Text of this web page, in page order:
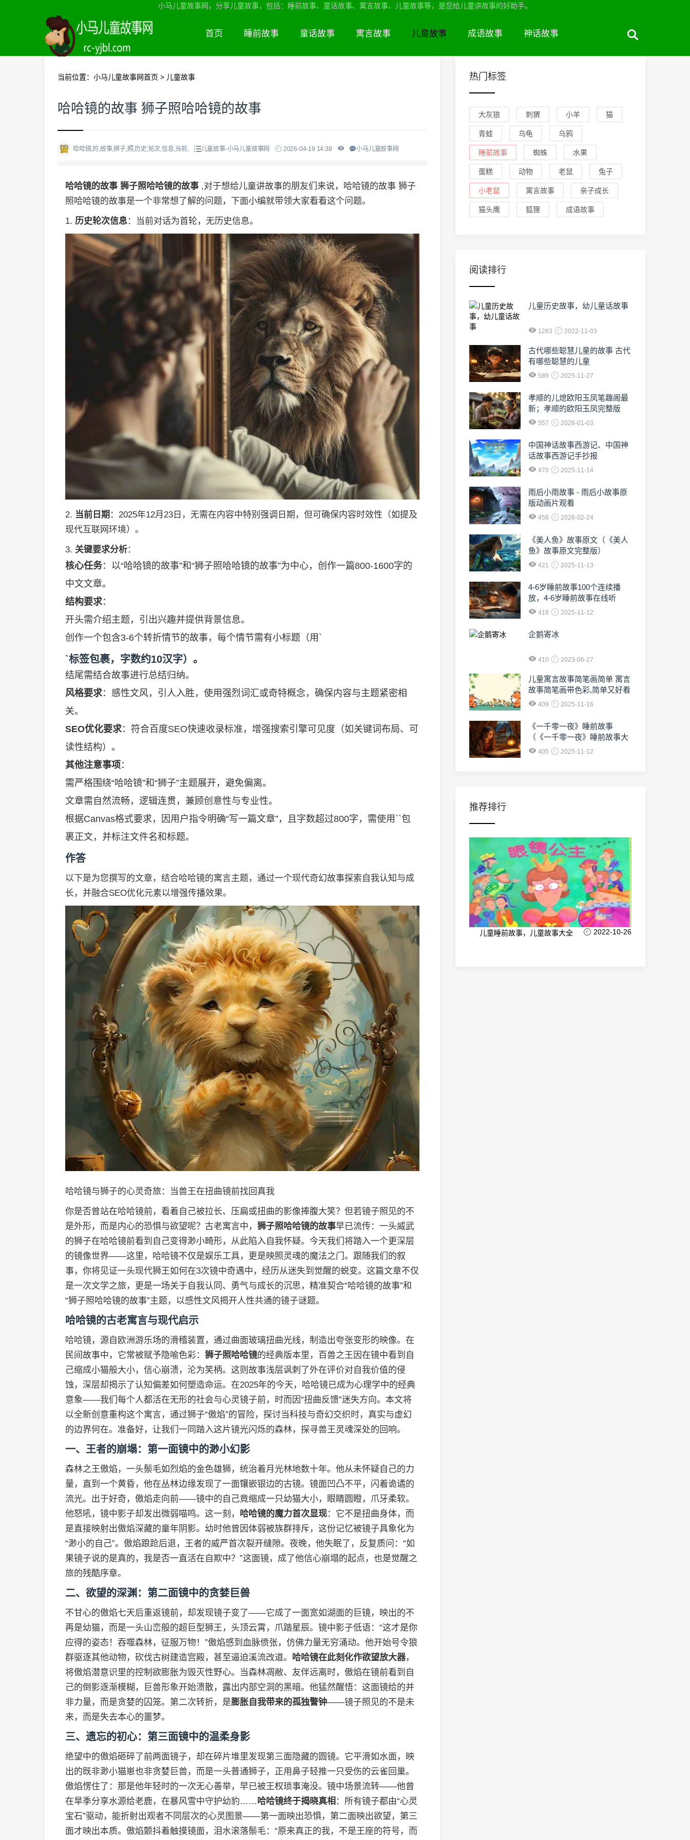
小马儿童故事网，分享儿童故事，包括：睡前故事、童话故事、寓言故事、儿童故事等，是您给儿童讲故事的好助手。
首页 睡前故事 童话故事 寓言故事 儿童故事 成语故事 神话故事
当前位置： 小马儿童故事网首页 > 儿童故事
哈哈镜的故事 狮子照哈哈镜的故事
哈哈镜,的,故事,狮子,照,历史,轮次,信息,当前, 儿童故事-小马儿童故事网 2026-04-19 14:38 小马儿童故事网
哈哈镜的故事 狮子照哈哈镜的故事 ,对于想给儿童讲故事的朋友们来说，哈哈镜的故事 狮子
照哈哈镜的故事是一个非常想了解的问题，下面小编就带领大家看看这个问题。
1. 历史轮次信息：当前对话为首轮，无历史信息。
2. 当前日期 ：2025年12月23日，无需在内容中特别强调日期，但可确保内容时效性（如提及
现代互联网环境）。
3. 关键要求分析：
核心任务：以“哈哈镜的故事”和“狮子照哈哈镜的故事”为中心，创作一篇800-1600字的
中文文章。
结构要求：
开头需介绍主题，引出兴趣并提供背景信息。
创作一个包含3-6个转折情节的故事，每个情节需有小标题（用`
`标签包裹，字数约10汉字）。
结尾需结合故事进行总结归纳。
风格要求：感性文风，引人入胜，使用强烈词汇或奇特概念，确保内容与主题紧密相
关。
SEO优化要求：符合百度SEO快速收录标准，增强搜索引擎可见度（如关键词布局、可
读性结构）。
其他注意事项：
需严格围绕“哈哈镜”和“狮子”主题展开，避免偏离。
文章需自然流畅，逻辑连贯，兼顾创意性与专业性。
根据Canvas格式要求，因用户指令明确“写一篇文章”，且字数超过800字，需使用``包
裹正文，并标注文件名和标题。
作答
以下是为您撰写的文章，结合哈哈镜的寓言主题，通过一个现代奇幻故事探索自我认知与成
长，并融合SEO优化元素以增强传播效果。
哈哈镜与狮子的心灵奇旅：当兽王在扭曲镜前找回真我
你是否曾站在哈哈镜前，看着自己被拉长、压扁或扭曲的影像捧腹大笑？但若镜子照见的不
是外形，而是内心的恐惧与欲望呢？古老寓言中， 狮子照哈哈镜的故事早已流传：一头威武
的狮子在哈哈镜前看到自己变得渺小畸形，从此陷入自我怀疑。今天我们将踏入一个更深层
的镜像世界——这里，哈哈镜不仅是娱乐工具，更是映照灵魂的魔法之门。跟随我们的叙
事，你将见证一头现代狮王如何在3次镜中奇遇中，经历从迷失到觉醒的蜕变。这篇文章不仅
是一次文学之旅，更是一场关于自我认同、勇气与成长的沉思，精准契合“哈哈镜的故事”和
“狮子照哈哈镜的故事”主题，以感性文风揭开人性共通的镜子谜题。
哈哈镜的古老寓言与现代启示
哈哈镜，源自欧洲游乐场的滑稽装置，通过曲面玻璃扭曲光线，制造出夸张变形的映像。在
民间故事中，它常被赋予隐喻色彩： 狮子照哈哈镜的经典版本里，百兽之王因在镜中看到自
己缩成小猫般大小，信心崩溃，沦为笑柄。这则故事浅层讽刺了外在评价对自我价值的侵
蚀，深层却揭示了认知偏差如何塑造命运。在2025年的今天，哈哈镜已成为心理学中的经典
意象——我们每个人都活在无形的社会与心灵镜子前，时而因“扭曲反馈”迷失方向。本文将
以全新创意重构这个寓言，通过狮子“傲焰”的冒险，探讨当科技与奇幻交织时，真实与虚幻
的边界何在。准备好，让我们一同踏入这片镜光闪烁的森林，探寻兽王灵魂深处的回响。
一、王者的崩塌：第一面镜中的渺小幻影
森林之王傲焰，一头鬃毛如烈焰的金色雄狮，统治着月光林地数十年。他从未怀疑自己的力
量，直到一个黄昏，他在丛林边缘发现了一面镶嵌银边的古镜。镜面凹凸不平，闪着诡谲的
流光。出于好奇，傲焰走向前——镜中的自己竟缩成一只幼猫大小，眼睛圆瞪，爪牙柔软。
他怒吼，镜中影子却发出微弱喵鸣。这一刻， 哈哈镜的魔力首次显现：它不是扭曲身体，而
是直接映射出傲焰深藏的童年阴影。幼时他曾因体弱被族群排斥，这份记忆被镜子具象化为
“渺小的自己”。傲焰踉跄后退，王者的威严首次裂开缝隙。夜晚，他失眠了，反复质问：“如
果镜子说的是真的，我是否一直活在自欺中？”这面镜，成了他信心崩塌的起点，也是觉醒之
旅的残酷序章。
二、欲望的深渊：第二面镜中的贪婪巨兽
不甘心的傲焰七天后重返镜前，却发现镜子变了——它成了一面宽如湖面的巨镜，映出的不
再是幼猫，而是一头山峦般的超巨型狮王，头顶云霄，爪踏星辰。镜中影子低语：“这才是你
应得的姿态！吞噬森林，征服万物！”傲焰感到血脉偾张，仿佛力量无穷涌动。他开始号令狼
群驱逐其他动物，砍伐古树建造宫殿，甚至逼迫溪流改道。 哈哈镜在此刻化作欲望放大器，
将傲焰潜意识里的控制欲膨胀为毁灭性野心。当森林凋敝、友伴远离时，傲焰在镜前看到自
己的倒影逐渐模糊，巨兽形象开始溃散，露出内部空洞的黑暗。他猛然醒悟：这面镜给的并
非力量，而是贪婪的囚笼。第二次转折，是膨胀自我带来的孤独警钟——镜子照见的不是未
来，而是失去本心的噩梦。
三、遗忘的初心：第三面镜中的温柔身影
绝望中的傲焰砸碎了前两面镜子，却在碎片堆里发现第三面隐藏的圆镜。它平滑如水面，映
出的既非渺小猫崽也非贪婪巨兽，而是一头普通狮子，正用鼻子轻推一只受伤的云雀回巢。
傲焰愣住了：那是他年轻时的一次无心善举，早已被王权琐事淹没。镜中场景流转——他曾
在旱季分享水源给老鹿，在暴风雪中守护幼豹……哈哈镜终于揭晓真相 ：所有镜子都由“心灵
宝石”驱动，能折射出观者不同层次的心灵图景——第一面映出恐惧，第二面映出欲望，第三
面才映出本质。傲焰颤抖着触摸镜面，泪水滚落鬃毛：“原来真正的我，不是王座的符号，而
热门标签
大灰狼 刺猬 小羊 猫
青蛙 乌龟 乌鸦
睡前故事 蜘蛛 水果
蛋糕 动物 老鼠 兔子
小老鼠 寓言故事 亲子成长
猫头鹰 狐狸 成语故事
阅读排行
儿童历史故事，幼儿童话故事
1283 2022-11-03
古代哪些聪慧儿童的故事 古代
有哪些聪慧的儿童
589 2025-11-27
孝顺的儿熄欧阳玉凤笔趣阁最
新；孝顺的欧阳玉凤完整版
557 2026-01-03
中国神话故事西游记、中国神
话故事西游记手抄报
470 2025-11-14
雨后小雨故事 - 雨后小故事原
版动画片观看
458 2026-02-24
《美人鱼》故事原文（《美人
鱼》故事原文完整版）
421 2025-11-13
4-6岁睡前故事100个连续播
放，4-6岁睡前故事在线听
416 2025-11-12
企鹅寄冰
410 2023-06-27
儿童寓言故事简笔画简单 寓言
故事简笔画带色彩,简单又好看
409 2025-11-16
《一千零一夜》睡前故事
（《一千零一夜》睡前故事大
全）405 2025-11-12
推荐排行
儿童睡前故事，儿童故事大全 2022-10-26